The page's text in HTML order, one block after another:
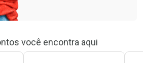
você encontra aqui